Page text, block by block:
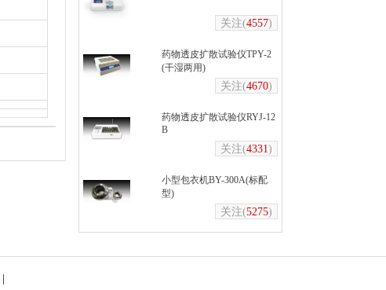
关注(4557)
药物透皮扩散试验仪TPY-2
(干湿两用)
关注(4670)
药物透皮扩散试验仪RYJ-12
B
关注(4331)
小型包衣机BY-300A(标配
型)
关注(5275)